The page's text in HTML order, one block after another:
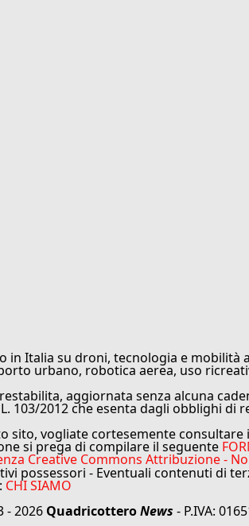
Italia su droni, tecnologia e mobilità
urbano, robotica aerea, uso
aggiornata senza alcuna
103/2012 che esenta dagli obblighi di
sito, vogliate cortesemente consultare
si prega di compilare il seguente
Creative Commons Attribuzione -
possessori - Eventuali contenuti di
CHI SIAMO
- 2026 QuadricotteroNews - P.IVA: